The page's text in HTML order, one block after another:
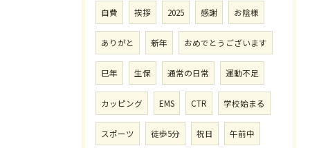
自費 挨拶 2025 感謝 お陰様
ありがと 新年 おめでとうございます
巳年 生保 通常の日常 運動不足
カッピング EMS CTR 学校始まる
スポーツ 徒歩5分 祝日 午前中